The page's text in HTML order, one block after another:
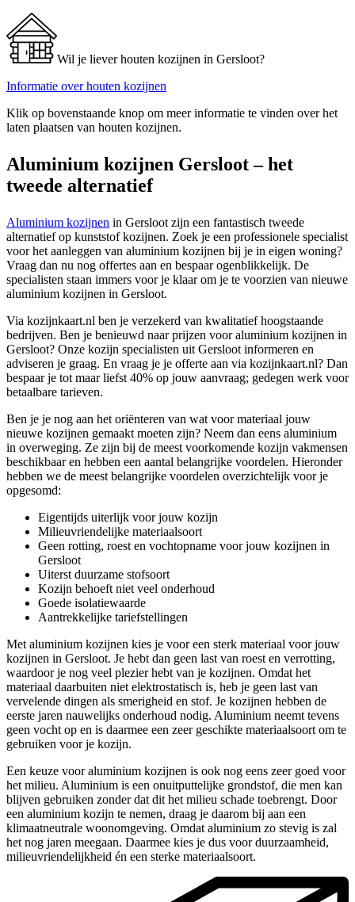
Wil je liever houten kozijnen in Gersloot?
Informatie over houten kozijnen
Klik op bovenstaande knop om meer informatie te vinden over het
laten plaatsen van houten kozijnen.
Aluminium kozijnen Gersloot – het
tweede alternatief
Aluminium kozijnen in Gersloot zijn een fantastisch tweede
alternatief op kunststof kozijnen. Zoek je een professionele specialist
voor het aanleggen van aluminium kozijnen bij je in eigen woning?
Vraag dan nu nog offertes aan en bespaar ogenblikkelijk. De
specialisten staan immers voor je klaar om je te voorzien van nieuwe
aluminium kozijnen in Gersloot.
Via kozijnkaart.nl ben je verzekerd van kwalitatief hoogstaande
bedrijven. Ben je benieuwd naar prijzen voor aluminium kozijnen in
Gersloot? Onze kozijn specialisten uit Gersloot informeren en
adviseren je graag. En vraag je je offerte aan via kozijnkaart.nl? Dan
bespaar je tot maar liefst 40% op jouw aanvraag; gedegen werk voor
betaalbare tarieven.
Ben je je nog aan het oriënteren van wat voor materiaal jouw
nieuwe kozijnen gemaakt moeten zijn? Neem dan eens aluminium
in overweging. Ze zijn bij de meest voorkomende kozijn vakmensen
beschikbaar en hebben een aantal belangrijke voordelen. Hieronder
hebben we de meest belangrijke voordelen overzichtelijk voor je
opgesomd:
Eigentijds uiterlijk voor jouw kozijn
Milieuvriendelijke materiaalsoort
Geen rotting, roest en vochtopname voor jouw kozijnen in
Gersloot
Uiterst duurzame stofsoort
Kozijn behoeft niet veel onderhoud
Goede isolatiewaarde
Aantrekkelijke tariefstellingen
Met aluminium kozijnen kies je voor een sterk materiaal voor jouw
kozijnen in Gersloot. Je hebt dan geen last van roest en verrotting,
waardoor je nog veel plezier hebt van je kozijnen. Omdat het
materiaal daarbuiten niet elektrostatisch is, heb je geen last van
vervelende dingen als smerigheid en stof. Je kozijnen hebben de
eerste jaren nauwelijks onderhoud nodig. Aluminium neemt tevens
geen vocht op en is daarmee een zeer geschikte materiaalsoort om te
gebruiken voor je kozijn.
Een keuze voor aluminium kozijnen is ook nog eens zeer goed voor
het milieu. Aluminium is een onuitputtelijke grondstof, die men kan
blijven gebruiken zonder dat dit het milieu schade toebrengt. Door
een aluminium kozijn te nemen, draag je daarom bij aan een
klimaatneutrale woonomgeving. Omdat aluminium zo stevig is zal
het nog jaren meegaan. Daarmee kies je dus voor duurzaamheid,
milieuvriendelijkheid én een sterke materiaalsoort.